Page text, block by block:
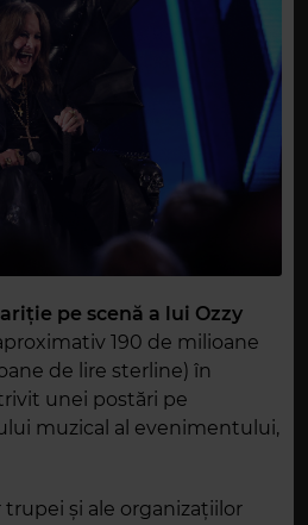
pe scenă a lui Ozzy
190 de milioane
de lire sterline) în
unei postări pe
muzical al evenimentului,
și ale organizațiilor